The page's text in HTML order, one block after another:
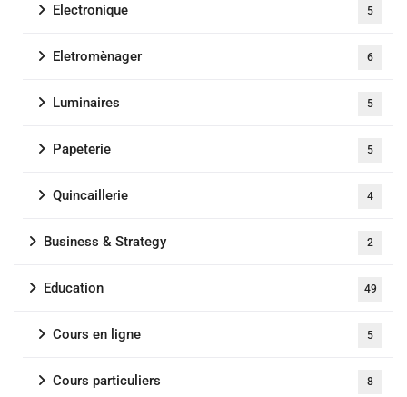
Electronique 5
Eletromènager 6
Luminaires 5
Papeterie 5
Quincaillerie 4
Business & Strategy 2
Education 49
Cours en ligne 5
Cours particuliers 8